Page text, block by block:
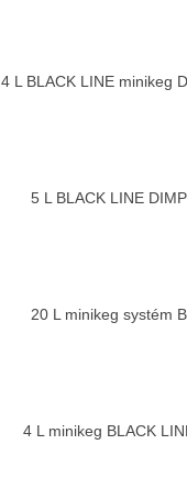
4 L BLACK LINE minikeg
5 L BLACK LINE
20 L minikeg systém
4 L minikeg BLACK